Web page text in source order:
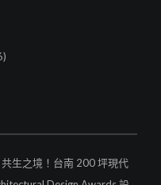
共生之境！台南 200 坪現代